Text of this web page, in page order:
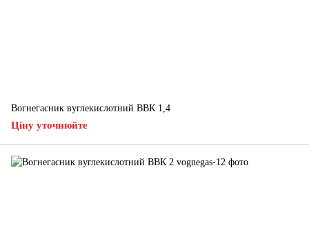
Вогнегасник вуглекислотний ВВК 1,4
Ціну уточнюйте